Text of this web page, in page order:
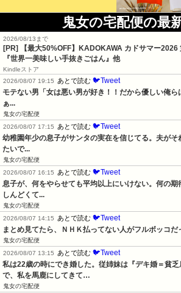
鬼女の宅配便の最
2026/08/13まで
[PR]
【最大50%OFF】KADOKAWA カドサマー2026
『世界一美味しい手抜きごはん』他
Kindleストア
2026/08/07 19:15 あとで読む 🐦Tweet
モテない男「女は悪い男が好き！！だから優しい俺
ぁ...
鬼女の宅配便
2026/08/07 17:15 あとで読む 🐦Tweet
幼稚園年少の息子がサンタの実在を信じてる。夫が
たいで...
鬼女の宅配便
2026/08/07 16:15 あとで読む 🐦Tweet
息子が、何をやらせても平均以上にいけない。何の
しんどくて...
鬼女の宅配便
2026/08/07 14:15 あとで読む 🐦Tweet
まとめ見てたら、ＮＨＫ払ってない人がフルボッコだ
鬼女の宅配便
2026/08/07 13:15 あとで読む 🐦Tweet
私は22歳の時にでき婚した。従姉妹は『デキ婚＝貧
で、私を馬鹿にしてきて…
鬼女の宅配便